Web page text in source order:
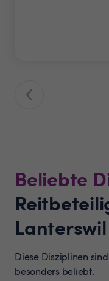
Beliebte
Lanterswil
Diese Disziplinen
besonders beliebt.